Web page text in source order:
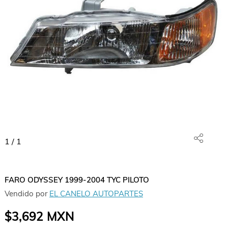
1 / 1
FARO ODYSSEY 1999-2004 TYC PILOTO
Vendido por EL CANELO AUTOPARTES
$3,692MXN